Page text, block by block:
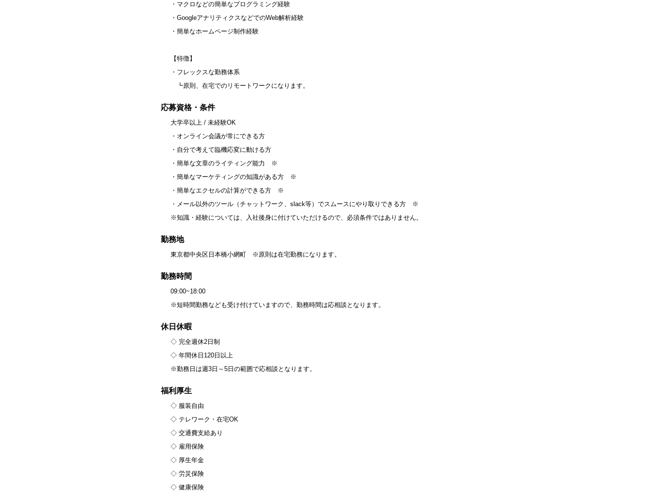
・マクロなどの簡単なプログラミング経験
・GoogleアナリティクスなどでのWeb解析経験
・簡単なホームページ制作経験
【特徴】
・フレックスな勤務体系
┗原則、在宅でのリモートワークになります。
応募資格・条件
大学卒以上 / 未経験OK
・オンライン会議が常にできる方
・自分で考えて臨機応変に動ける方
・簡単な文章のライティング能力 ※
・簡単なマーケティングの知識がある方 ※
・簡単なエクセルの計算ができる方 ※
・メール以外のツール（チャットワーク、slack等）でスムースにやり取りできる方 ※
※知識・経験については、入社後身に付けていただけるので、必須条件ではありません。
勤務地
東京都中央区日本橋小網町 ※原則は在宅勤務になります。
勤務時間
09:00~18:00
※短時間勤務なども受け付けていますので、勤務時間は応相談となります。
休日休暇
◇ 完全週休2日制
◇ 年間休日120日以上
※勤務日は週3日～5日の範囲で応相談となります。
福利厚生
◇ 服装自由
◇ テレワーク・在宅OK
◇ 交通費支給あり
◇ 雇用保険
◇ 厚生年金
◇ 労災保険
◇ 健康保険